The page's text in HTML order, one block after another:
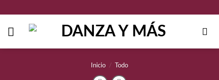
contenido
Inicio / Todo